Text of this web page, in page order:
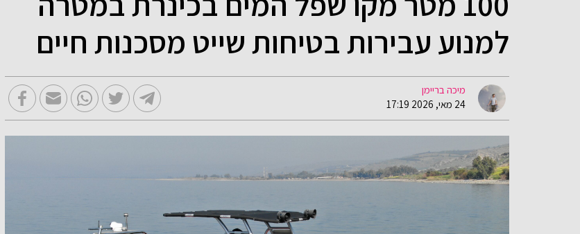
למנוע עבירות בטיחות שייט מסכנות חיים
מיכה בריימן
24 מאי, 2026 17:19